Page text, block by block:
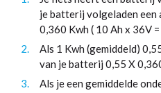
je batterij volgeladen een
0,360 Kwh ( 10 Ah x 36V
Als 1 Kwh (gemiddeld)
van je batterij 0,55 X
Als je een gemiddelde